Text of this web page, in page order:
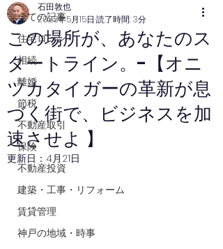
全ての記事
住宅ローン
相続
離婚
節税
不動産取引
保険
不動産投資
建築・工事・リフォーム
賃貸管理
神戸の地域・時事
この場所が、あなたのス
タートライン。-【オニ
ツカタイガーの革新が息
づく街で、ビジネスを加
速させよ 】
石田敦也
2025年5月15日 読了時間: 3分
更新日： 4月21日